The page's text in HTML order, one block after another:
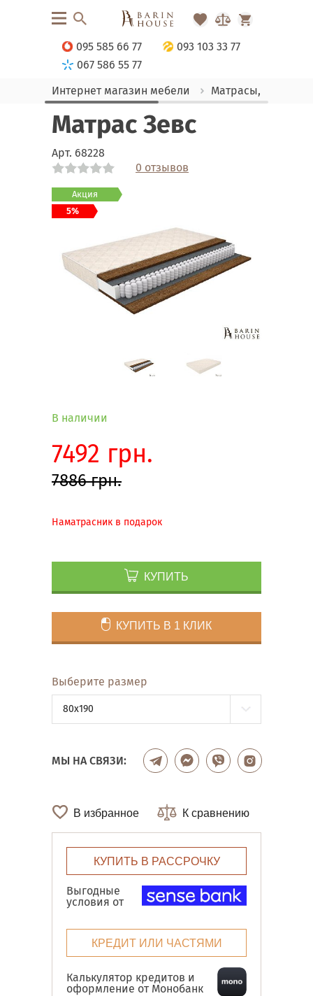
095 585 66 77
093 103 33 77
067 586 55 77
Интернет магазин мебели
Матрасы, текстиль
Матрас Зевс
Арт. 68228
0 отзывов
Акция
5%
Link
Link
В наличии
7492 грн.
7886 грн.
Наматрасник в подарок
КУПИТЬ
КУПИТЬ В 1 КЛИК
Выберите размер
80x190
МЫ НА СВЯЗИ:
В избранное К сравнению
КУПИТЬ В РАССРОЧКУ
Выгодные
условия от
КРЕДИТ ИЛИ ЧАСТЯМИ
Калькулятор кредитов и
оформление от Монобанк